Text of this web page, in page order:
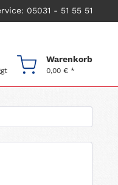
05031 - 51 55 51
Warenkorb
0,00 € *